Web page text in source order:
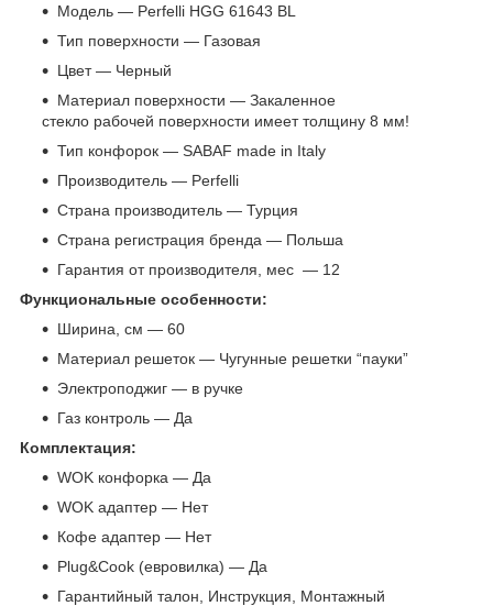
Модель — Perfelli HGG 61643 BL
Тип поверхности — Газовая
Цвет — Черный
Материал поверхности — Закаленное
стекло рабочей поверхности имеет толщину 8 мм!
Тип конфорок — SABAF made in Italy
Производитель — Perfelli
Страна производитель — Турция
Страна регистрация бренда — Польша
Гарантия от производителя, мес — 12
Функциональные особенности:
Ширина, см — 60
Материал решеток — Чугунные решетки “пауки”
Электроподжиг — в ручке
Газ контроль — Да
Комплектация:
WOK конфорка — Да
WOK адаптер — Нет
Кофе адаптер — Нет
Plug&Cook (евровилка) — Да
Гарантийный талон, Инструкция, Монтажный